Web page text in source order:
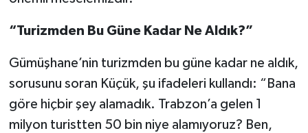
“Turizmden Bu Güne Kadar Ne Aldık?”
Gümüşhane’nin turizmden bu güne kadar ne aldık,
sorusunu soran Küçük, şu ifadeleri kullandı: “Bana
göre hiçbir şey alamadık. Trabzon’a gelen 1
milyon turistten 50 bin niye alamıyoruz? Ben,